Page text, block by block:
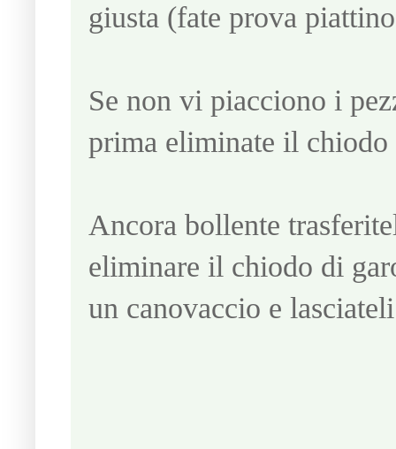
giusta (fate prova
Se non vi piacciono i
prima eliminate il chiodo
Ancora bollente
eliminare il chiodo di
un canovaccio e